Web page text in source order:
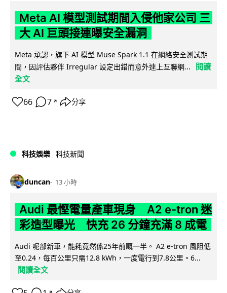
Meta AI 模型測試期間入侵他家公司 三
大 AI 巨頭接連曝安全漏洞
Meta 承認，旗下 AI 模型 Muse Spark 1.1 在網絡安全測試期
間，因評估夥伴 Irregular 設定出錯而意外連上互聯網...
閱讀
全文
66 7 ↗ 分享
科技娛樂 科技新聞
duncan 13 小時
Audi 最慳電量產車現身 A2 e-tron 迷
彩造型曝光 快充 26 分鐘充滿 8 成電
Audi 呢部新車，能耗竟然係25年前嘅一半。 A2 e-tron 風阻低
至0.24，每百公里只需12.8 kWh，一度電行到7.8公里。6...
閱讀全文